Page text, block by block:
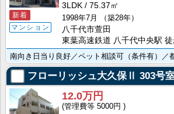
新着
マンション
3LDK
75.37㎡
1998年7月
（築28年）
八千代市萱田
東葉高速鉄道 八千代中央駅
フローリッシュ大久保Ⅱ 303号
12.0万円
5000円